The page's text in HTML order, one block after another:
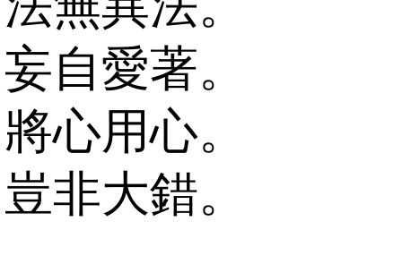
妄自愛著。
將心用心。
豈非大錯。